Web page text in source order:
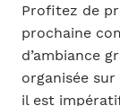
Profitez de
prochaine
d’ambiance
organisée
il est